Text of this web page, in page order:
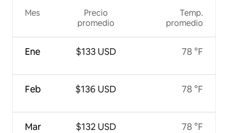
Mes
Ene
Feb
Mar
Precio
promedio
$133 USD
$136 USD
$132 USD
Temp.
promedio
78 °F
78 °F
78 °F